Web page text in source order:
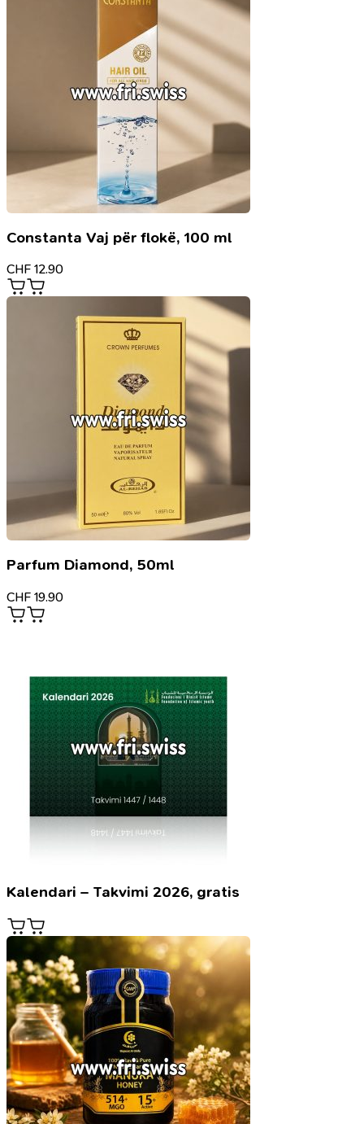
Constanta Vaj për flokë, 100 ml
CHF 12.90
Parfum Diamond, 50ml
CHF 19.90
Kalendari – Takvimi 2026, gratis